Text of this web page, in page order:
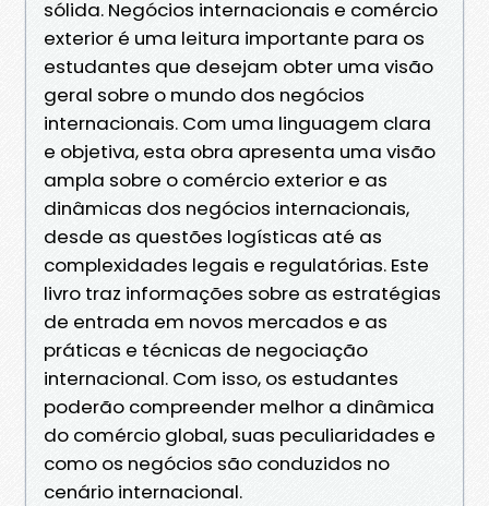
sólida. Negócios internacionais e comércio
exterior é uma leitura importante para os
estudantes que desejam obter uma visão
geral sobre o mundo dos negócios
internacionais. Com uma linguagem clara
e objetiva, esta obra apresenta uma visão
ampla sobre o comércio exterior e as
dinâmicas dos negócios internacionais,
desde as questões logísticas até as
complexidades legais e regulatórias. Este
livro traz informações sobre as estratégias
de entrada em novos mercados e as
práticas e técnicas de negociação
internacional. Com isso, os estudantes
poderão compreender melhor a dinâmica
do comércio global, suas peculiaridades e
como os negócios são conduzidos no
cenário internacional.